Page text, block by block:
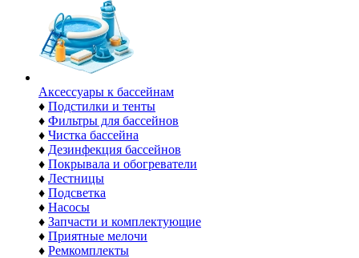
Аксессуары к бассейнам
♦ Подстилки и тенты
♦ Фильтры для бассейнов
♦ Чистка бассейна
♦ Дезинфекция бассейнов
♦ Покрывала и обогреватели
♦ Лестницы
♦ Подсветка
♦ Насосы
♦ Запчасти и комплектующие
♦ Приятные мелочи
♦ Ремкомплекты